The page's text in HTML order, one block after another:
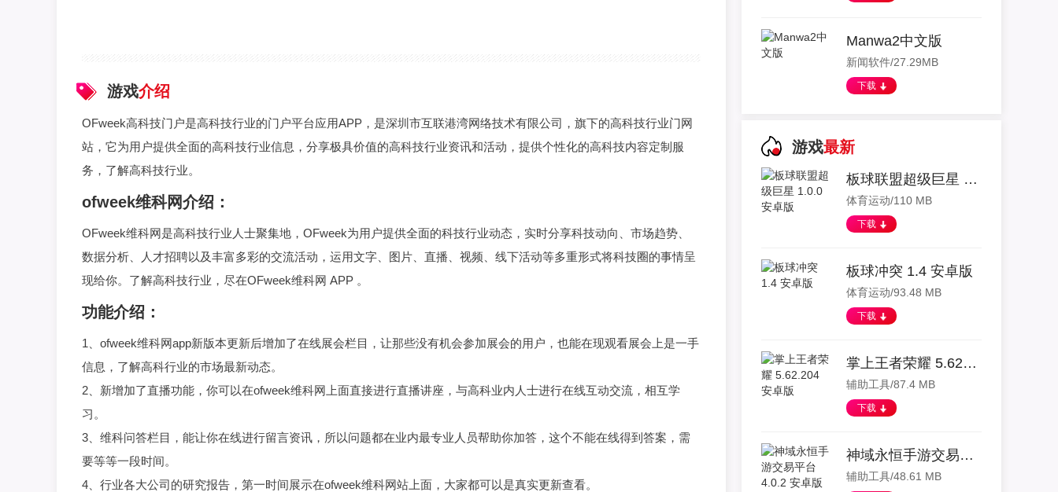
游戏介绍
OFweek高科技门户是高科技行业的门户平台应用APP，是深圳市互联港湾网络技术有限公司，旗下的高科技行业门网
站，它为用户提供全面的高科技行业信息，分享极具价值的高科技行业资讯和活动，提供个性化的高科技内容定制服
务，了解高科技行业。
ofweek维科网介绍：
OFweek维科网是高科技行业人士聚集地，OFweek为用户提供全面的科技行业动态，实时分享科技动向、市场趋势、
数据分析、人才招聘以及丰富多彩的交流活动，运用文字、图片、直播、视频、线下活动等多重形式将科技圈的事情呈
现给你。了解高科技行业，尽在OFweek维科网 APP 。
功能介绍：
1、ofweek维科网app新版本更新后增加了在线展会栏目，让那些没有机会参加展会的用户，也能在现观看展会上是一手
信息，了解高科行业的市场最新动态。
2、新增加了直播功能，你可以在ofweek维科网上面直接进行直播讲座，与高科业内人士进行在线互动交流，相互学
习。
3、维科问答栏目，能让你在线进行留言资讯，所以问题都在业内最专业人员帮助你加答，这个不能在线得到答案，需
要等等一段时间。
4、行业各大公司的研究报告，第一时间展示在ofweek维科网站上面，大家都可以是真实更新查看。
Manwa2中文版
新闻软件/27.29MB
下载
游戏最新
板球联盟超级巨星 1.0.0 安卓版
体育运动/110 MB
下载
板球冲突 1.4 安卓版
体育运动/93.48 MB
下载
掌上王者荣耀 5.62.204 安卓版
辅助工具/87.4 MB
下载
神域永恒手游交易平台 4.0.2 安卓版
辅助工具/48.61 MB